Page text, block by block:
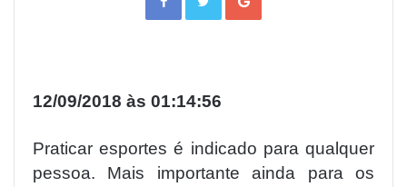
b t
12/09/2018 às 01:14:56
Praticar esportes é indicado para qualquer
pessoa. Mais importante ainda para os